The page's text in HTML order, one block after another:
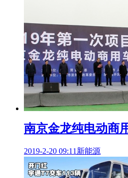
南京金龙纯电动商
2019-2-20 09:11 新能源